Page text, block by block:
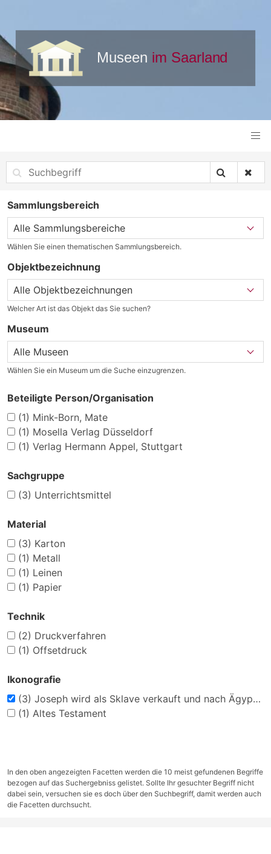
Sammlungsbereich
Wählen Sie einen thematischen Sammlungsbereich.
Objektbezeichnung
Welcher Art ist das Objekt das Sie suchen?
Museum
Wählen Sie ein Museum um die Suche einzugrenzen.
Beteiligte Person/Organisation
(1) Mink-Born, Mate
(1) Mosella Verlag Düsseldorf
(1) Verlag Hermann Appel, Stuttgart
Sachgruppe
(3) Unterrichtsmittel
Material
(3) Karton
(1) Metall
(1) Leinen
(1) Papier
Technik
(2) Druckverfahren
(1) Offsetdruck
Ikonografie
(3) Joseph wird als Sklave verkauft und nach Ägypten gebracht
(1) Altes Testament
In den oben angezeigten Facetten werden die 10 meist gefundenen Begriffe
bezogen auf das Suchergebniss gelistet. Sollte Ihr gesuchter Begriff nicht
dabei sein, versuchen sie es doch über den Suchbegriff, damit werden auch
die Facetten durchsucht.